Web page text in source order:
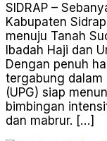
SIDRAP –
Kabupaten
menuju Tanah
Ibadah Haji dan
Dengan penuh
tergabung dalam
(UPG) siap
bimbingan
dan mabrur. […]